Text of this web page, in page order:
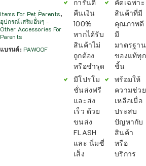
Items For Pet Parents,
อุปกรณ์เสริมอื่นๆ -
Other Accessories For
Parents
แบรนด์: PAWOOF
การันตี
คืนเงิน
100%
หากได้รับ
สินค้าไม่
ถูกต้อง
หรือชำรุด
มีโปรโม
ชั่นส่งฟรี
และส่ง
เร็ว ด้วย
ขนส่ง
FLASH
และ นิ่มซี่
เส็ง
คัดเฉพาะ
สินค้าที่มี
คุณภาพดี
มี
มาตรฐาน
ของแท้ทุก
ชิ้น
พร้อมให้
ความช่วย
เหลือเมื่อ
ประสบ
ปัญหากับ
สินค้า
หรือ
บริการ